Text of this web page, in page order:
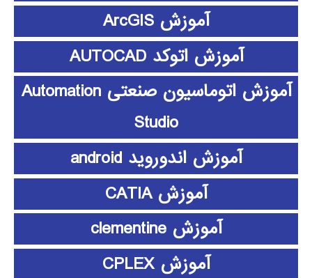
آموزش ArcGIS
آموزش اتوکد AUTOCAD
آموزش اتوماسیون صنعتی Automation
Studio
آموزش اندوروید android
آموزش CATIA
آموزش clementine
آموزش CPLEX